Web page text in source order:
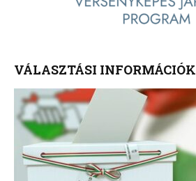
VÁLASZTÁSI INFORMÁCIÓK